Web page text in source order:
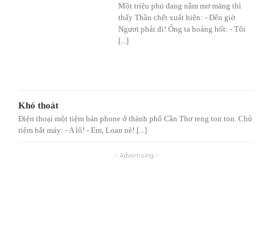
Một triệu phú đang nằm mơ màng thì
thấy Thần chết xuất hiện: - Đến giờ
Ngươi phải đi! Ông ta hoảng hốt: - Tôi
[...]
Khó thoát
Điện thoại một tiệm bán phone ở thành phố Cần Thơ reng ton ton. Chủ
tiệm bắt máy: - A lô! - Em, Loan nè! [...]